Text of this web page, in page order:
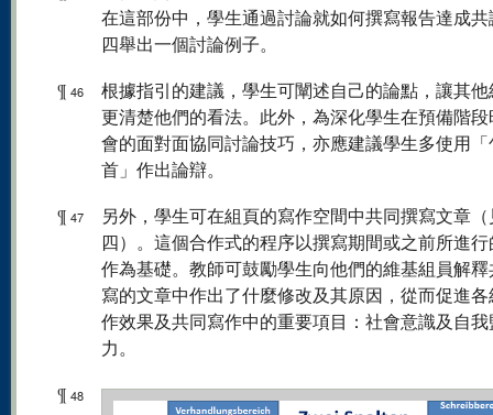
在這部份中，學生通過討論就如何撰寫報告達成
四舉出一個討論例子。
¶ 46
根據指引的建議，學生可闡述自己的論點，讓其
更清楚他們的看法。此外，為深化學生在預備階
會的面對面協同討論技巧，亦應建議學生多使用
首」作出論辯。
¶ 47
另外，學生可在組頁的寫作空間中共同撰寫文章（
四）。這個合作式的程序以撰寫期間或之前所進
作為基礎。教師可鼓勵學生向他們的維基組員解
寫的文章中作出了什麼修改及其原因，從而促進
作效果及共同寫作中的重要項目：社會意識及自
力。
¶ 48